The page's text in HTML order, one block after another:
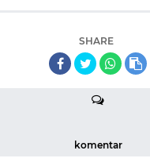
SHARE
komentar